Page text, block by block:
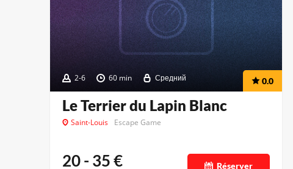
2-6 60 min Средний 0.0
Le Terrier du Lapin Blanc
Saint-Louis Escape Game
20 - 35€ Réserver